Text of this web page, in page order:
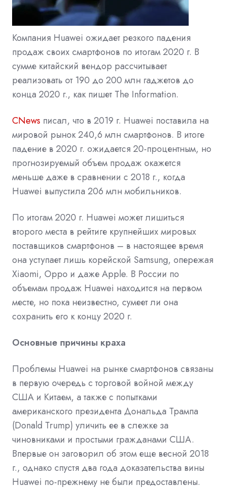
Компания Huawei ожидает резкого падения
продаж своих смартфонов по итогам 2020 г. В
сумме китайский вендор рассчитывает
реализовать от 190 до 200 млн гаджетов до
конца 2020 г., как пишет The Information.
CNews писал, что в 2019 г. Huawei поставила на
мировой рынок 240,6 млн смартфонов. В итоге
падение в 2020 г. ожидается 20-процентным, но
прогнозируемый объем продаж окажется
меньше даже в сравнении с 2018 г., когда
Huawei выпустила 206 млн мобильников.
По итогам 2020 г. Huawei может лишиться
второго места в рейтиге крупнейших мировых
поставщиков смартфонов – в настоящее время
она уступает лишь корейской Samsung, опережая
Xiaomi, Oppo и даже Apple. В России по
объемам продаж Huawei находится на первом
месте, но пока неизвестно, сумеет ли она
сохранить его к концу 2020 г.
Основные причины краха
Проблемы Huawei на рынке смартфонов связаны
в первую очередь с торговой войной между
США и Китаем, а также с попытками
американского президента Дональда Трампа
(Donald Trump) уличить ее в слежке за
чиновниками и простыми гражданами США.
Впервые он заговорил об этом еще весной 2018
г., однако спустя два года доказательства вины
Huawei по-прежнему не были предоставлены.